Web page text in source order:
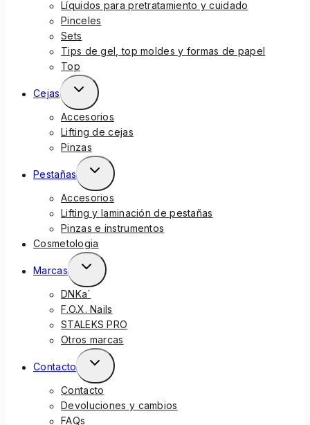
Líquidos para pretratamiento y cuidado
Pinceles
Sets
Tips de gel, top moldes y formas de papel
Top
Cejas
Accesorios
Lifting de cejas
Pinzas
Pestañas
Accesorios
Lifting y laminación de pestañas
Pinzas e instrumentos
Cosmetologia
Marcas
DNKa´
F.O.X. Nails
STALEKS PRO
Otros marcas
Contacto
Contacto
Devoluciones y cambios
FAQs